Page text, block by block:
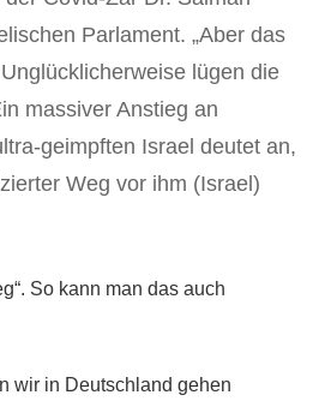
Parlament. „Aber das
lügen die
massiver Anstieg an
geimpften Israel deutet an,
Weg vor ihm (Israel)
So kann man das auch
wir in Deutschland gehen